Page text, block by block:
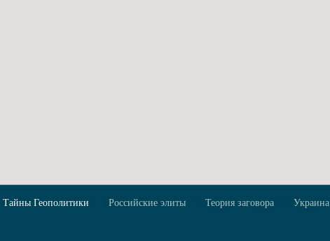
Тайны Геополитики Российские элиты Теория заговора Украина